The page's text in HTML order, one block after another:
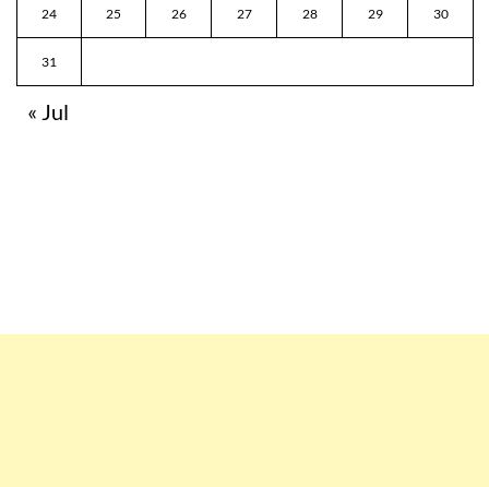
24 25 26 27 28 29 30
31
« Jul